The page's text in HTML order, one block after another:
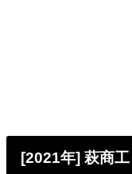
[2021年] 萩商工